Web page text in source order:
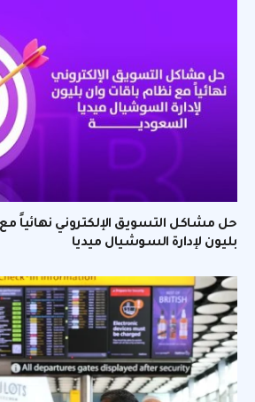
حل مشاكل التسويق الإلكتروني نهائياً
بليون لإدارة السوشيال ميديا